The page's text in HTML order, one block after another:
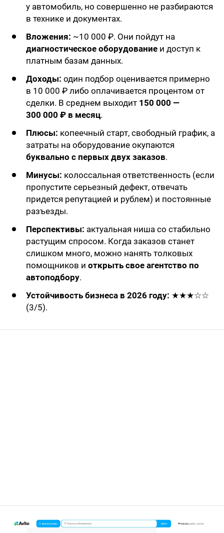
у автомобиль, но совершенно не разбираются
в технике и документах.
Вложения: ~10 000 ₽. Они пойдут на
диагностическое оборудование и доступ к
платным базам данных.
Доходы: один подбор оценивается примерно
в 10 000 ₽ либо оплачивается процентом от
сделки. В среднем выходит 150 000 —
300 000 ₽ в месяц.
Плюсы: копеечный старт, свободный график, а
затраты на оборудование окупаются
буквально с первых двух заказов.
Минусы: колоссальная ответственность (если
пропустите серьезный дефект, отвечать
придется репутацией и рублем) и постоянные
разъезды.
Перспективы: актуальная ниша со стабильно
растущим спросом. Когда заказов станет
слишком много, можно нанять толковых
помощников и открыть свое агентство по
автоподбору.
Устойчивость бизнеса в 2026 году: ★★★☆☆
(3/5).